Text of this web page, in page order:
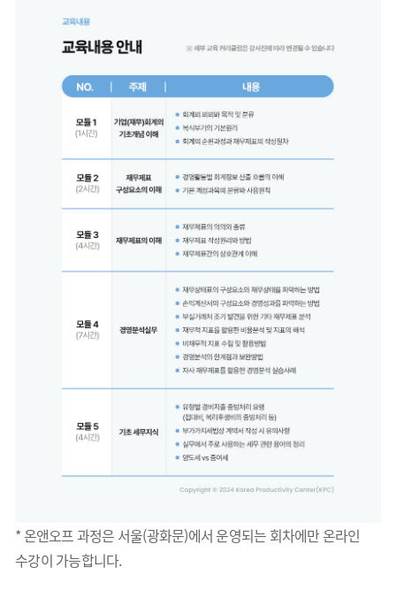
* 온앤오프 과정은 서울(광화문)에서 운영되는 회차에만 온라인
수강이 가능합니다.